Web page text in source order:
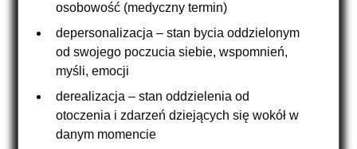
osobowość (medyczny termin)
depersonalizacja – stan bycia oddzielonym
od swojego poczucia siebie, wspomnień,
myśli, emocji
derealizacja – stan oddzielenia od
otoczenia i zdarzeń dziejących się wokół w
danym momencie